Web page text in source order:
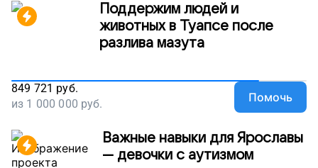
Поддержим людей и
животных в Туапсе после
разлива мазута
849 721 руб.
из 1 000 000 руб. Помочь
Важные навыки для Ярославы
— девочки с аутизмом